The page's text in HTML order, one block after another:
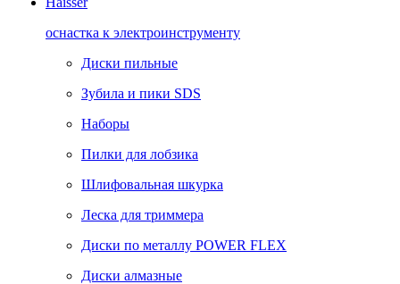
оснастка к электроинструменту
Диски пильные
Зубила и пики SDS
Наборы
Пилки для лобзика
Шлифовальная шкурка
Леска для триммера
Диски по металлу POWER FLEX
Диски алмазные